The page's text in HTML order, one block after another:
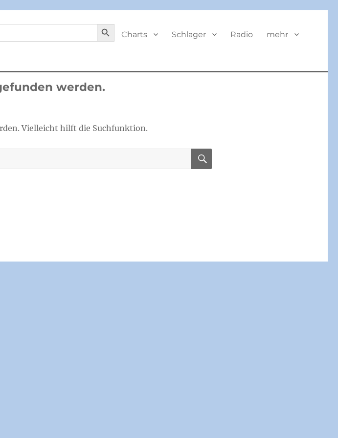
SEARCH BUTTON
Charts
Schlager Radio mehr
werden.
Vielleicht hilft die Suchfunktion.
SUCHEN